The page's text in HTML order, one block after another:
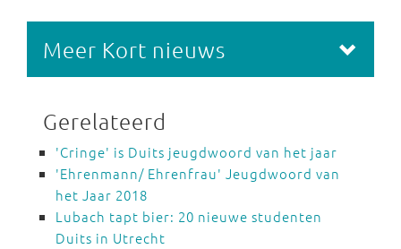
Meer Kort nieuws
Gerelateerd
'Cringe' is Duits jeugdwoord van het jaar
'Ehrenmann/ Ehrenfrau' Jeugdwoord van
het Jaar 2018
Lubach tapt bier: 20 nieuwe studenten
Duits in Utrecht